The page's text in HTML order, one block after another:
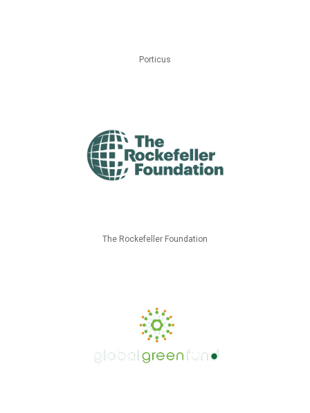
Porticus
The Rockefeller Foundation